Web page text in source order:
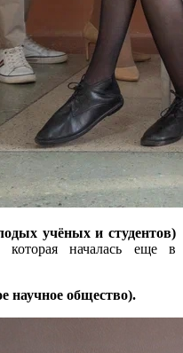
учёных и студентов)
началась еще в
научное общество).